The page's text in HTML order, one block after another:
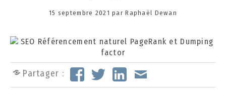
Posted
15 septembre 2021 3
e
p
t
e
parRaphaël Dewan
Partager :